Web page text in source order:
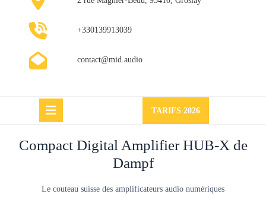
+330139913039
contact@mid.audio
Open
TARIFS 2026Request
a
Compact Digital Amplifier HUB-X de
Dampf
Le couteau suisse des amplificateurs audio numériques